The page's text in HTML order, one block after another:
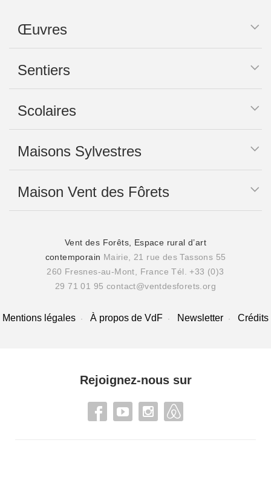
Œuvres
Sentiers
Scolaires
Maisons Sylvestres
Maison Vent des Fôrets
Vent des Forêts, Espace rural d’art
contemporain Mairie, 21 rue des Tassons 55
260 Fresnes-au-Mont, France Tél. +33 (0)3
29 71 01 95 contact@ventdesforets.org
Mentions légales À propos de VdF Newsletter Crédits
Rejoignez-nous sur